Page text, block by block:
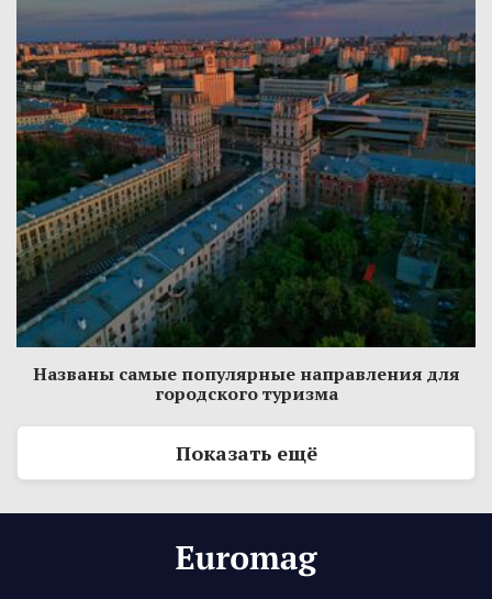
Названы самые популярные направления для
городского туризма
Показать ещё